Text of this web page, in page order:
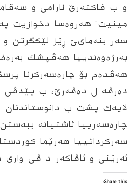
و ب‌ فاكته‌رێ ئارامى و
مینیت” هه‌روه‌سا دخوازیت
سه‌ر بنه‌ماىێ ڕێز لێكگرتن و
به‌رژه‌وه‌نديیا هه‌ڤپشك
هه‌ڤده‌م بۆ چارەسەركرنا
دەرڤه‌ ل ده‌ڤه‌رێ، ب پێدڤی
لایەك پشت ب
چاره‌سه‌رییا ئاشتیانه‌
سەركرداتییا هەرێما
ئه‌رێنی و ئاڤاكه‌ر د ڤی
Share this: